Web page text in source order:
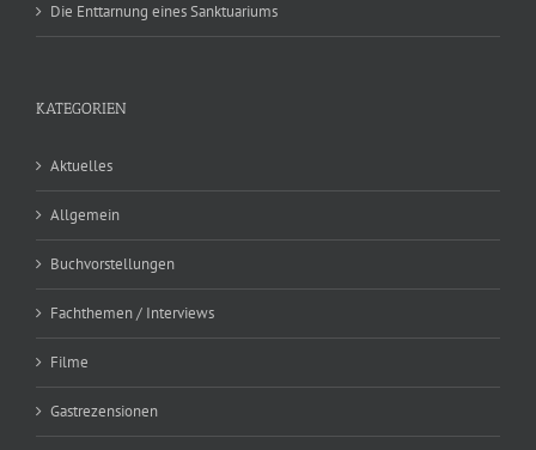
Die Enttarnung eines Sanktuariums
KATEGORIEN
Aktuelles
Allgemein
Buchvorstellungen
Fachthemen / Interviews
Filme
Gastrezensionen